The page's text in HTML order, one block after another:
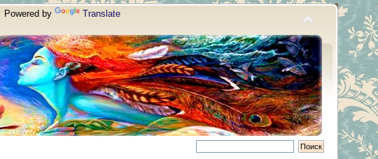
Powered by Translate